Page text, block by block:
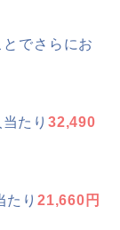
でさらにお
たり 32,490
り 21,660円